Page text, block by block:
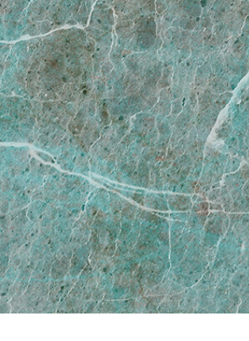
de produtos Serviços de retoque de joias